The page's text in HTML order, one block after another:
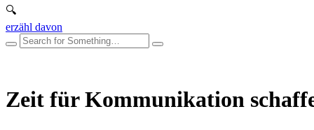
erzähl davon
Zeit für Kommunikation